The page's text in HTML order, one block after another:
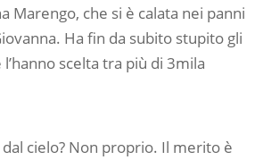
Marengo, che si è calata nei panni
Ha fin da subito stupito gli
scelta tra più di 3mila
cielo? Non proprio. Il merito è